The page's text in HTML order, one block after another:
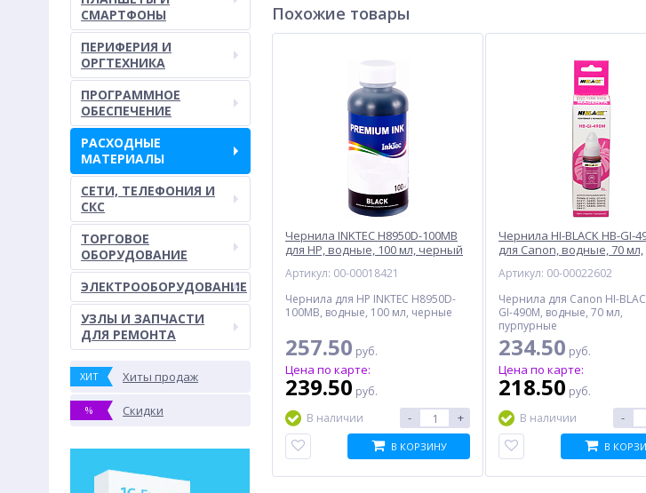
СМАРТФОНЫ
ПЕРИФЕРИЯ И
ОРГТЕХНИКА
ПРОГРАММНОЕ
ОБЕСПЕЧЕНИЕ
РАСХОДНЫЕ
МАТЕРИАЛЫ
СЕТИ, ТЕЛЕФОНИЯ И
СКС
ТОРГОВОЕ
ОБОРУДОВАНИЕ
ЭЛЕКТРООБОРУДОВАНИЕ
УЗЛЫ И ЗАПЧАСТИ
ДЛЯ РЕМОНТА
ХИТ Хиты продаж
% Скидки
Похожие товары
Чернила INKTEC H8950D-100MB
для HP, водные, 100 мл, черный
Артикул: 00-00018421
Чернила для HP INKTEC H8950D-
100MB, водные, 100 мл, черные
257.50 руб.
Цена по карте:
239.50 руб.
В наличии
- +
В КОРЗИНУ
Чернила HI-BLACK HB-GI-
для Canon, водные, 70 мл,
Артикул: 00-00022602
Чернила для Canon HI-
GI-490M, водные, 70 мл,
пурпурные
234.50 руб.
Цена по карте:
218.50 руб.
В наличии
-
В